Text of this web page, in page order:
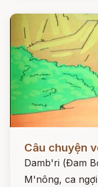
Câu chuyện
Damb'ri (Đam
M'nông, ca